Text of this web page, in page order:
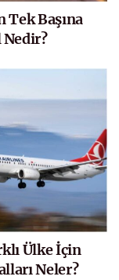
Tek Başına
Nedir?
Ülke İçin
Neler?